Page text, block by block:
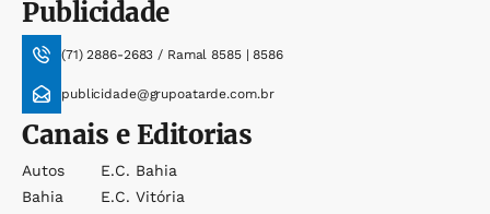
Publicidade
(71) 2886-2683 / Ramal 8585 | 8586
publicidade@grupoatarde.com.br
Canais e Editorias
Autos
Bahia
E.c. Bahia
E.c. Vitória